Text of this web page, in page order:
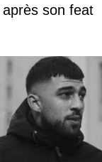
son feat